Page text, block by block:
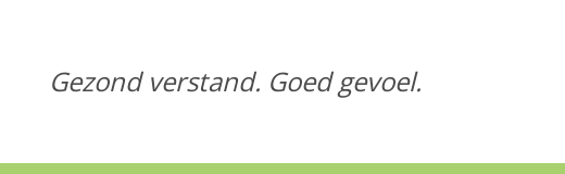
Gezond verstand. Goed gevoel.